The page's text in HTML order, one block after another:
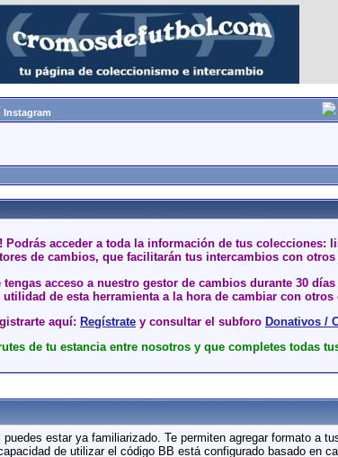
Instagram
acceder a toda la información de tus
de cambios, que facilitarán tus intercambios con
tengas acceso a nuestro gestor de cambios durante 30
de esta herramienta a la hora de cambiar con otros
aquí: Regístrate y consultar el subforo Donativos /
de tu estancia entre nosotros y que completes todas
estar ya familiarizado. Te permiten agregar formato a
de utilizar el código BB está configurado basado en